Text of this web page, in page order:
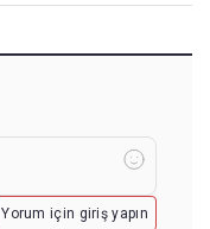
Yorum için giriş yapın